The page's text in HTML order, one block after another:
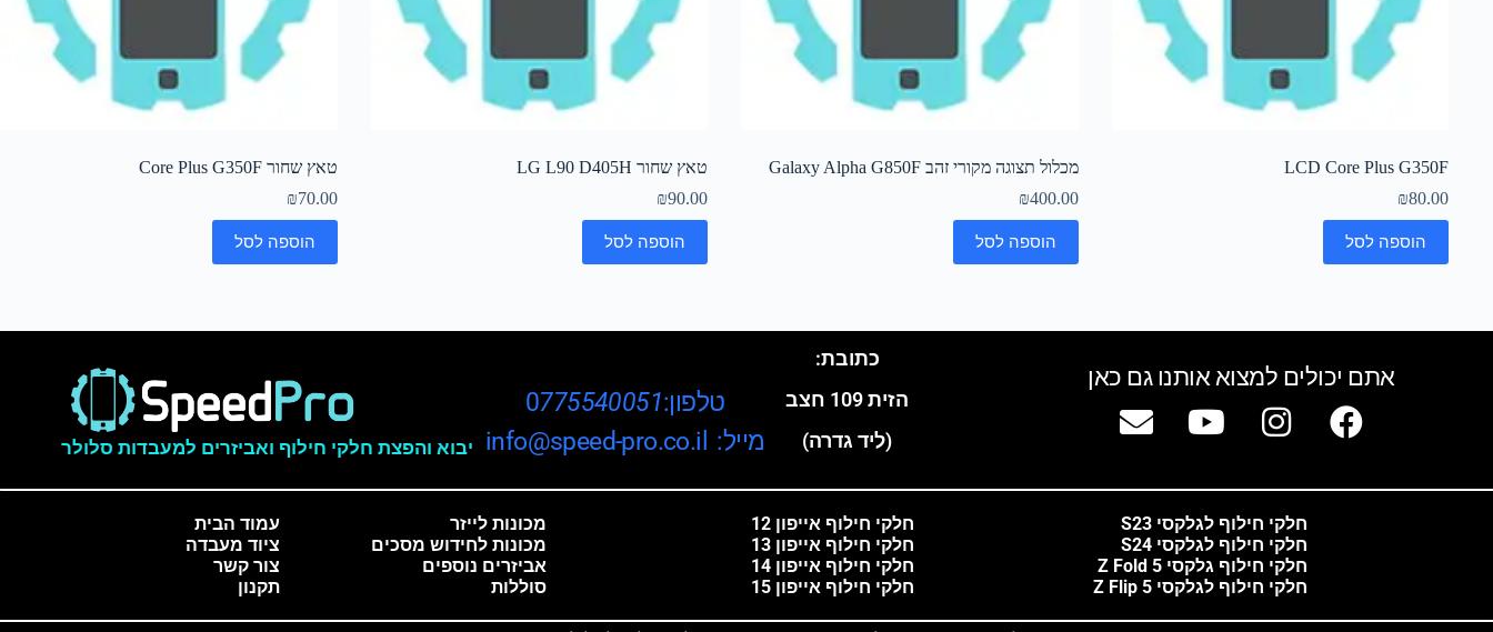
LCD Core Plus G350F
₪80.00
הוספה לסל
מכלול תצוגה מקורי זהב Galaxy Alpha G850F
₪400.00
הוספה לסל
טאץ שחור LG L90 D405H
₪90.00
הוספה לסל
טאץ שחור Core Plus G350F
₪70.00
הוספה לסל
אתם יכולים למצוא אותנו גם כאן
יבוא והפצת חלקי חילוף ואביזרים למעבדות סלולר
טלפון:0775540051
מייל: info@speed-pro.co.il
כתובת:
הזית 109 חצב
(ליד גדרה)
עמוד הבית
ציוד מעבדה
צור קשר
תקנון
מכונות לייזר
מכונות לחידוש מסכים
אביזרים נוספים
סוללות
חלקי חילוף אייפון 12
חלקי חילוף אייפון 13
חלקי חילוף אייפון 14
חלקי חילוף אייפון 15
חלקי חילוף לגלקסי S23
חלקי חילוף לגלקסי S24
חלקי חילוף גלקסי Z Fold 5
חלקי חילוף לגלקסי Z Flip 5